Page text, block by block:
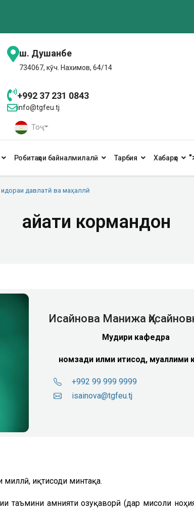
ш. Душанбе
734067, кӯч. Нахимов, 64/14
+992 37 231 0843
info@tgfeu.tj
Тоҷ
Робитаҳои байналмилалӣ Тарбия Хабарҳо
давлатӣ ва маҳаллӣ
Ҳайати кормандон
Исайнова Манижа
Мудири кафедра
номзади илми иқтисод, муаллими
+992 99 999 9999
isainova@tgfeu.tj
миллӣ, иқтисоди минтақа.
таъмини амнияти озуқаворӣ (дар мисоли